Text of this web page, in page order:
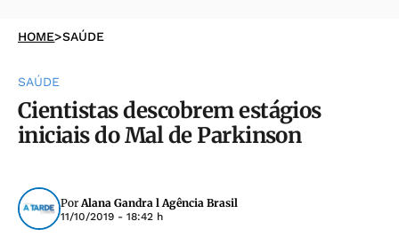
HOME>SAÚDE
SAÚDE
Cientistas descobrem estágios
iniciais do Mal de Parkinson
PorAlana Gandra l Agência Brasil
11/10/2019 - 18:42 h